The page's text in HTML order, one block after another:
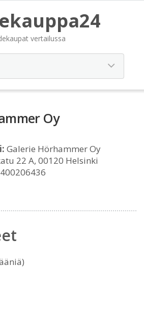
vertailussa
Oy
Galerie Hörhammer Oy
22 A, 00120 Helsinki